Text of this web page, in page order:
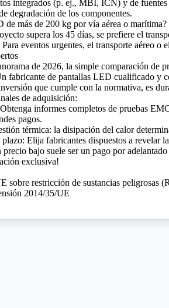
integrados (p. ej., MBI, ICN) y de
degradación de los componentes.
de más de 200 kg por vía aérea o marítima?
supera los 45 días, se prefiere el
Para eventos urgentes, el transporte aéreo
de 2026, la simple comparación de
fabricante de pantallas LED cualificado y
que cumple con la normativa, es
de adquisición:
informes completos de pruebas
pagos.
térmica: la disipación del calor
Elija fabricantes dispuestos a revelar
bajo suele ser un pago por
exclusiva!
sobre restricción de sustancias peligrosas
2014/35/UE